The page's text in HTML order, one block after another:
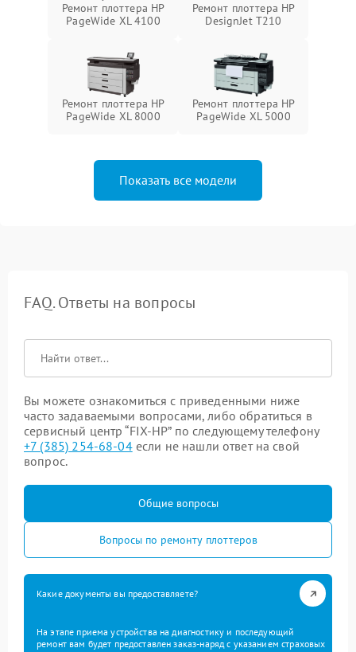
Ремонт плоттера HP
PageWide XL 4100
Ремонт плоттера HP
DesignJet T210
Ремонт плоттера HP
PageWide XL 8000
Ремонт плоттера HP
PageWide XL 5000
Показать все модели
FAQ. Ответы на вопросы
Вы можете ознакомиться с приведенными ниже
часто задаваемыми вопросами, либо обратиться в
сервисный центр “FIX-HP” по следующему телефону
+7 (385) 254-68-04если не нашли ответ на свой
вопрос.
Общие вопросы
Вопросы по ремонту плоттеров
Какие документы вы предоставляете?
На этапе приема устройства на диагностику и последующий
ремонт вам будет предоставлен заказ-наряд с указанием страховых